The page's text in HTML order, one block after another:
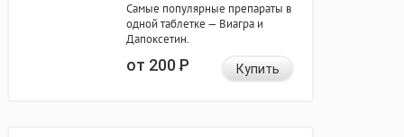
Самые популярные препараты в
одной таблетке — Виагра и
Дапоксетин.
от 200Р Купить